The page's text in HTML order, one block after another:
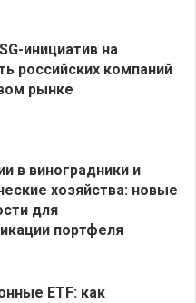
инициатив на
российских компаний
рынке
в виноградники и
хозяйства: новые
для
портфеля
ETF: как